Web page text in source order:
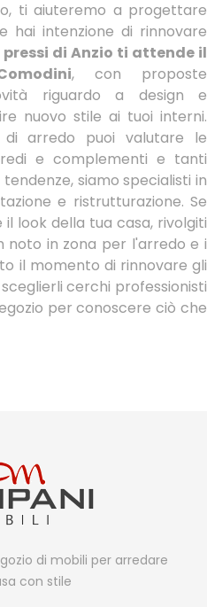
ti aiuteremo a progettare
hai intenzione di rinnovare
pressi di Anzio ti attende il
, con proposte
riguardo a design e
nuovo stile ai tuoi interni.
di arredo puoi valutare le
e complementi e tanti
siamo specialisti in
e ristrutturazione. Se
look della tua casa, rivolgiti
noto in zona per l'arredo e i
il momento di rinnovare gli
cerchi professionisti
per conoscere ciò che
di mobili per arredare
con stile